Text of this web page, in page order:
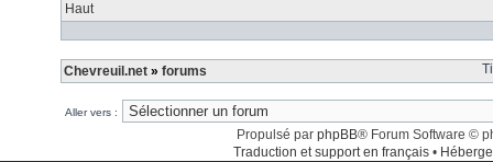
Haut
Chevreuil.net » forums
Aller vers :
Propulsé par phpBB® Forum Software ©
Traduction et support en français •